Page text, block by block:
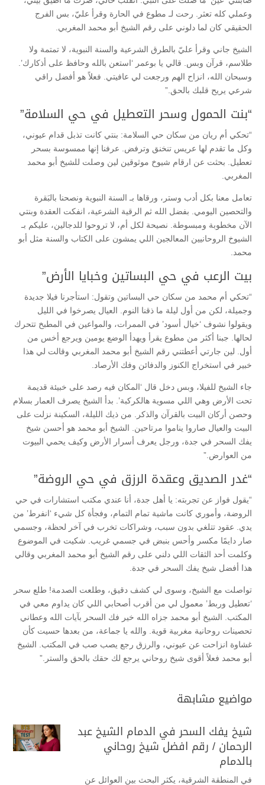
وعملي كله تعثر. رحت لـ مطوع في الحارة وقرأ عليّ، بس الفرج
الحقيقي كان لما دلوني على رقم الشيخ أبو محمد المغربي.
الشيخ جاني وقرأ عليّ بالطرق الشرعية والسنة النبوية، لا تمتمة ولا
طلاسم، قرآن وبس. قالي يا بوعمر ‘استعن بالله وحافظ على أذكارك’.
وسبحان الله، انزاح الهم ورجعت لي عافيتي. فعلاً هو أفضل راقي
شرعي يريح قلبك بالحق.”
“بنت الحمول وسحر التعطيل في حي السلامة”
“تحكي أم ريان من سكان حي السلامة: بنتي كانت تذبل قدام عيوني،
وكل ما تقدم لها عريس تنخنق وترفض. عرفنا إنها ممسوسة بسحر
تعطيل. بحثت عن ارقام شيوخ موثوقين لين وصلت للشيخ أبو محمد
المغربي.
تعامل معنا بكل أدب وستر، ورقاها بـ السنة النبوية ونصحنا بالبَقرة
والتحصين اليومي. بفضل الله ثم الرقية الشرعية، انفكت العقدة وبنتي
الآن مخطوبة ومبسوطة. نصيحة لكل أم، لا تروحوا للدجالين، عليكم بـ
الشيوخ الروحانيين المعالجين اللي يمشون على الكتاب والسنة مثل أبو
محمد.
بيت الرعب في حي البساتين وخبايا الأرض”
“تحكي أم محمد من سكان حي البساتين وتقول: استأجرنا فيلا جديدة
وجميلة، لكن من أول ليلة ما ذقنا النوم. العيال يصرخوا في الليل
ويقولوا نشوف ‘خيال أسود’ في الممرات، والمواعين في المطبخ تتحرك
لحالها. جبنا أكثر من مطوع يقرأ ويهدأ الوضع يومين ويرجع أخس من
أول. لين جارتي أعطتني رقم الشيخ أبو محمد المغربي وقالت لي هذا
خبير في استخراج الكنوز والدفائن وفك الأرصاد.
جاء الشيخ للفيلا، وبس دخل قال ‘المكان فيه رصد على خبيئة قديمة
تحت الأرض وهي اللي مسوية هالكركبة’. بدأ الشيخ يصرف العمار بسلام
وحصن أركان البيت بالقرآن والذكر. من ذيك الليلة، السكينة نزلت على
البيت والعيال صاروا يناموا مرتاحين. الشيخ أبو محمد هو أحسن شيخ
يفك السحر في جدة، ورجل يعرف أسرار الأرض وكيف يحمي البيوت
من العوارض.”
“غدر الصديق وعقدة الرزق في حي الروضة”
“يقول فواز عن تجربته: يا أهل جدة، أنا عندي مكتب استشارات في حي
الروضة، وأموري كانت ماشية تمام التمام، وفجأة كل شيء ‘انفرط’ من
يدي. عقود تتلغي بدون سبب، وشراكات تخرب في آخر لحظة، وجسمي
صار دايمًا مكسر وأحس بنبض في جسمي غريب. شكيت في الموضوع
وكلمت أحد الثقات اللي دلني على رقم الشيخ أبو محمد المغربي وقالي
هذا أفضل شيخ يفك السحر في جدة.
تواصلت مع الشيخ، وسوى لي كشف دقيق، وطلعت الصدمة! طلع سحر
‘تعطيل وربط’ معمول لي من أقرب أصحابي اللي كان يداوم معي في
المكتب. الشيخ أبو محمد جزاه الله خير فك السحر بآيات الله وعطاني
تحصينات روحانية مغربية قوية. والله يا جماعة، من بعدها حسيت كأن
غشاوة انزاحت عن عيوني، والرزق رجع يصب صب في المكتب. الشيخ
أبو محمد فعلاً أقوى شيخ روحاني يرجع لك حقك بالحق والستر.”
مواضيع مشابهة
شيخ يفك السحر في الدمام الشيخ عبد
الرحمان / رقم افضل شيخ روحاني
بالدمام
في المنطقة الشرقية، يكثر البحث بين العوائل عن